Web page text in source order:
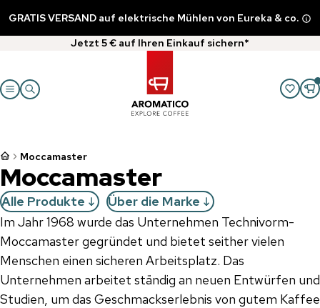
GRATIS VERSAND auf elektrische Mühlen von Eureka & co.
Jetzt 5 € auf Ihren Einkauf sichern*
Moccamaster
Moccamaster
Alle Produkte
Über die Marke
Im Jahr 1968 wurde das Unternehmen Technivorm-
Moccamaster gegründet und bietet seither vielen
Menschen einen sicheren Arbeitsplatz. Das
Unternehmen arbeitet ständig an neuen Entwürfen und
Studien, um das Geschmackserlebnis von gutem Kaffee